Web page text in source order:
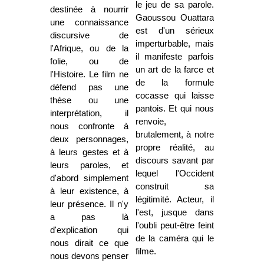
destinée à nourrir
une connaissance
discursive de
l'Afrique, ou de la
folie, ou de
l'Histoire. Le film ne
défend pas une
thèse ou une
interprétation, il
nous confronte à
deux personnages,
à leurs gestes et à
leurs paroles, et
d'abord simplement
à leur existence, à
leur présence. Il n'y
a pas là
d'explication qui
nous dirait ce que
nous devons penser
le jeu de sa parole.
Gaoussou Ouattara
est d'un sérieux
imperturbable, mais
il manifeste parfois
un art de la farce et
de la formule
cocasse qui laisse
pantois. Et qui nous
renvoie,
brutalement, à notre
propre réalité, au
discours savant par
lequel l'Occident
construit sa
légitimité. Acteur, il
l'est, jusque dans
l'oubli peut-être feint
de la caméra qui le
filme.